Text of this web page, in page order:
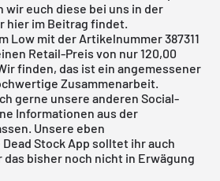
euch diese bei uns in der
hier im Beitrag findet.
Low mit der Artikelnummer 387311
Retail-Preis von nur 120,00
finden, das ist ein angemessener
Zusammenarbeit.
gerne unsere anderen Social-
Informationen aus der
Unsere eben
Stock App solltet ihr auch
bisher noch nicht in Erwägung